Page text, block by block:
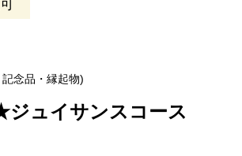
念品・縁起物)
ュイサンスコース